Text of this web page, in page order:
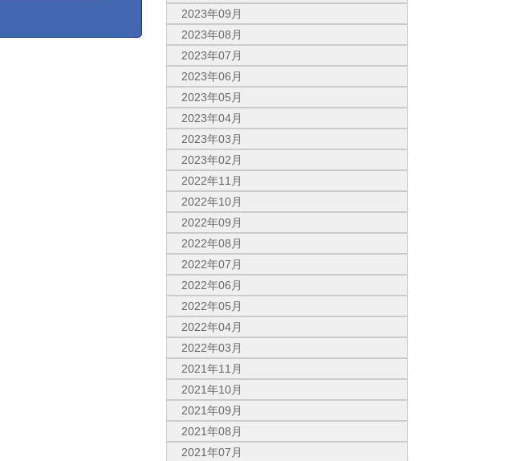
2023年09月
2023年08月
2023年07月
2023年06月
2023年05月
2023年04月
2023年03月
2023年02月
2022年11月
2022年10月
2022年09月
2022年08月
2022年07月
2022年06月
2022年05月
2022年04月
2022年03月
2021年11月
2021年10月
2021年09月
2021年08月
2021年07月